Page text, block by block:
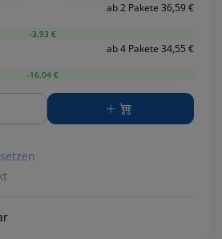
ab 2 Pakete 36,59 €
-3,93 €
ab 4 Pakete 34,55 €
-16,04 €